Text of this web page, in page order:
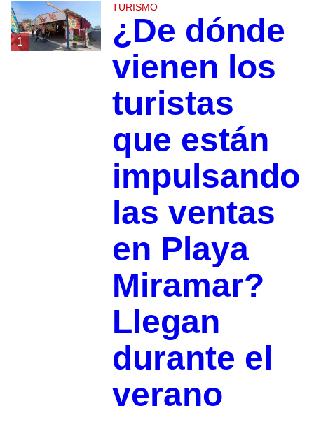
1
TURISMO
¿De dónde
vienen los
turistas
que están
impulsando
las ventas
en Playa
Miramar?
Llegan
durante el
verano